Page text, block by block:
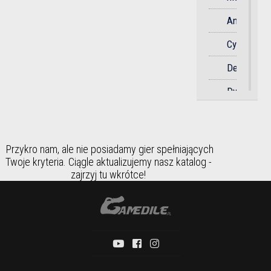
Sportowa
Strzelanka
Survival
Anime
Cyberpunk
Dystopia
Przykro nam, ale nie posiadamy gier spełniających
Twoje kryteria. Ciągle aktualizujemy nasz katalog -
zajrzyj tu wkrótce!